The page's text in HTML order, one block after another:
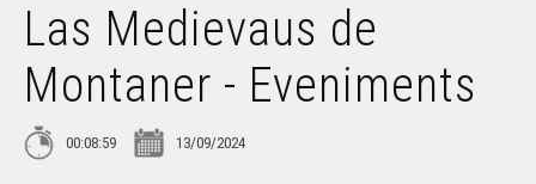
Rugbí Pau–Vannes - Eveniments
Jornadas Pro : CERC - Eveniments
Las Medievaus de
Montaner - Eveniments
00:08:59 13/09/2024